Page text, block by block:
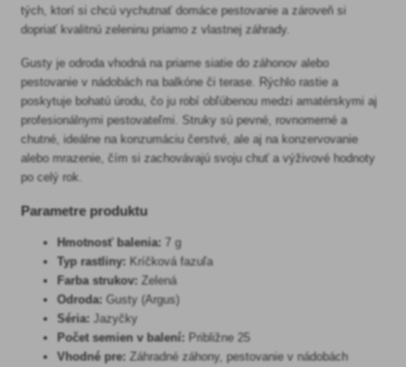
tých, ktorí si chcú vychutnať domáce pestovanie a zároveň si
dopriať kvalitnú zeleninu priamo z vlastnej záhrady.
Gusty je odroda vhodná na priame siatie do záhonov alebo
pestovanie v nádobách na balkóne či terase. Rýchlo rastie a
poskytuje bohatú úrodu, čo ju robí obľúbenou medzi amatérskymi aj
profesionálnymi pestovateľmi. Struky sú pevné, rovnomerné a
chutné, ideálne na konzumáciu čerstvé, ale aj na konzervovanie
alebo mrazenie, čím si zachovávajú svoju chuť a výživové hodnoty
po celý rok.
Parametre produktu
Hmotnosť balenia: 7 g
Typ rastliny: Kríčková fazuľa
Farba strukov: Zelená
Odroda: Gusty (Argus)
Séria: Jazyčky
Počet semien v balení: Približne 25
Vhodné pre: Záhradné záhony, pestovanie v nádobách